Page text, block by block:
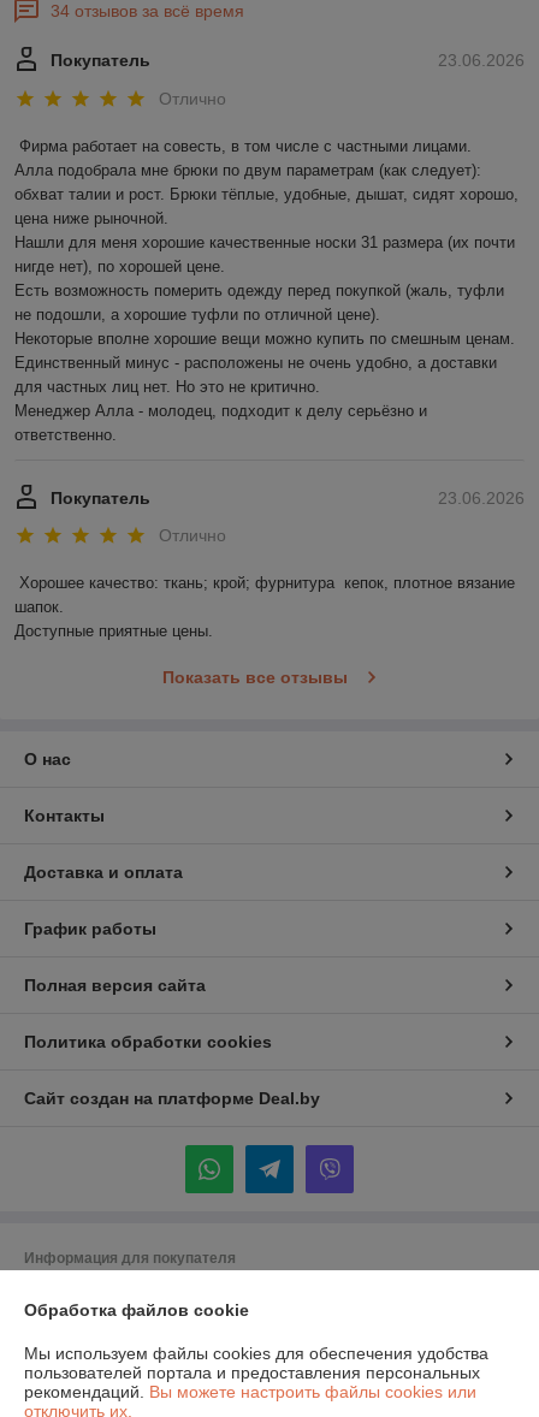
34 отзывов за всё время
23.06.2026
Покупатель
Отлично
Фирма работает на совесть, в том числе с частными лицами.
Алла подобрала мне брюки по двум параметрам (как следует):
обхват талии и рост. Брюки тёплые, удобные, дышат, сидят хорошо,
цена ниже рыночной.
Нашли для меня хорошие качественные носки 31 размера (их почти
нигде нет), по хорошей цене.
Есть возможность померить одежду перед покупкой (жаль, туфли
не подошли, а хорошие туфли по отличной цене).
Некоторые вполне хорошие вещи можно купить по смешным ценам.
Единственный минус - расположены не очень удобно, а доставки
для частных лиц нет. Но это не критично.
Менеджер Алла - молодец, подходит к делу серьёзно и
ответственно.
23.06.2026
Покупатель
Отлично
Хорошее качество: ткань; крой; фурнитура  кепок, плотное вязание
шапок.
Доступные приятные цены.
Показать все отзывы
О нас
Контакты
Доставка и оплата
График работы
Полная версия сайта
Политика обработки cookies
Сайт создан на платформе Deal.by
Информация для покупателя
«Спецлидер»
Регистрационный номер ЕГР: 192840294
УНП: 192840294
Обработка файлов cookie
Мы используем файлы cookies для обеспечения удобства
пользователей портала и предоставления персональных
рекомендаций. Вы можете настроить файлы cookies или
отключить их.